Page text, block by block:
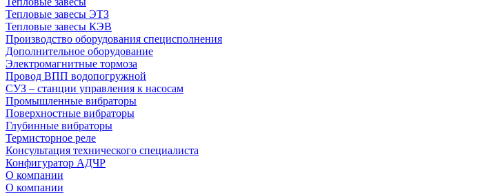
Тепловые завесы ЭТЗ
Тепловые завесы КЭВ
Производство оборудования специсполнения
Дополнительное оборудование
Электромагнитные тормоза
Провод ВПП водопогружной
СУЗ – станции управления к насосам
Промышленные вибраторы
Поверхностные вибраторы
Глубинные вибраторы
Термисторное реле
Консультация технического специалиста
Конфигуратор АДЧР
О компании
О компании